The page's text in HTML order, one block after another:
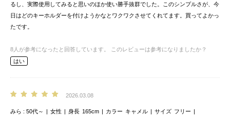
るし、実際使用してみると思いのほか使い勝手抜群でした。このシンプルさが、今
日はどのキーホルダーを付けようかなとワクワクさせてくれてます。買ってよかっ
たです。
8 人が参考になったと回答しています。
このレビューは参考になりましたか？
はい
2026.03.08
みら 50代～ 女性 身長 165cm カラー キャメル サイズ フリー